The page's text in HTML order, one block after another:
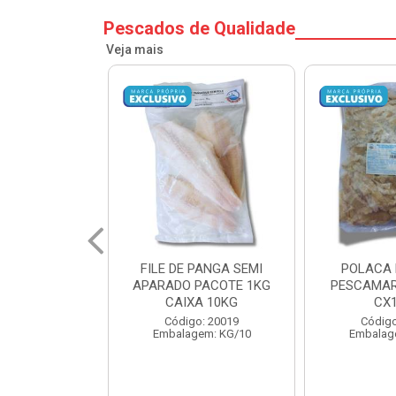
Pescados de Qualidade
Veja mais
POLACA DESFIADA
PESCAMARES PCT5KG
CX10KG
Código: 20161
Embalagem: KG/10
POLACA